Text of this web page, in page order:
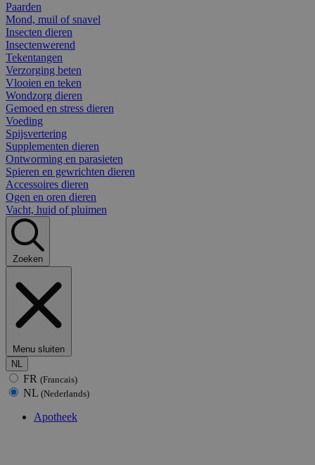
Paarden
Mond, muil of snavel
Insecten dieren
Insectenwerend
Tekentangen
Verzorging beten
Vlooien en teken
Wondzorg dieren
Gemoed en stress dieren
Voeding
Spijsvertering
Supplementen dieren
Ontworming en parasieten
Spieren en gewrichten dieren
Accessoires dieren
Ogen en oren dieren
Vacht, huid of pluimen
Zoeken
Menu sluiten
NL
FR (Francais)
NL (Nederlands)
Apotheek